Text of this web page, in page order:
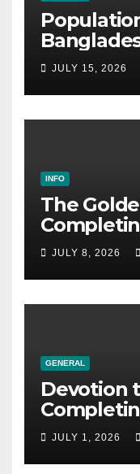
SSC & HSC
JULY 15, 2026
INFO
The
6, 7, 8, SSC
JULY 8, 2026
GENERAL
Devotion
7, 8, 9, SSC
JULY 1, 2026